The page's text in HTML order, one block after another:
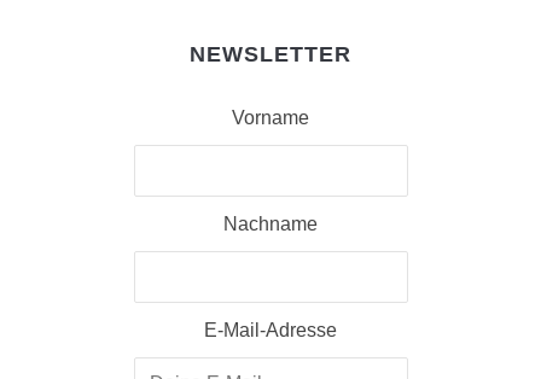
NEWSLETTER
Vorname
Nachname
E-Mail-Adresse